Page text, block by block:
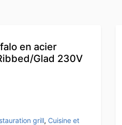
en acier
Glad 230V
grill, Cuisine et